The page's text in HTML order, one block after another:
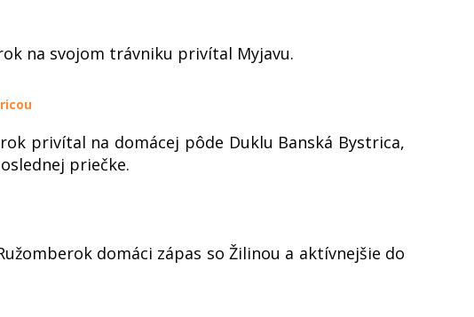
na svojom trávniku privítal Myjavu.
privítal na domácej pôde Duklu Banská Bystrica,
priečke.
domáci zápas so Žilinou a aktívnejšie do